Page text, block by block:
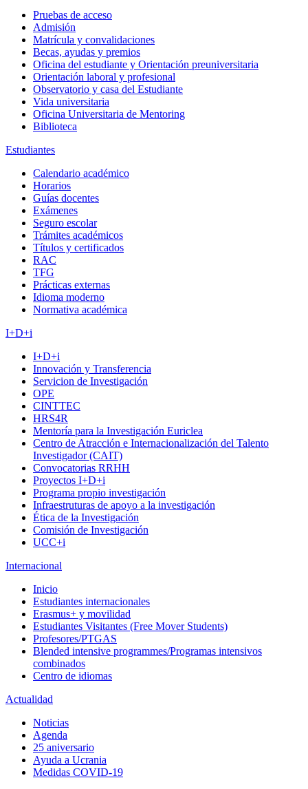
Pruebas de acceso
Admisión
Matrícula y convalidaciones
Becas, ayudas y premios
Oficina del estudiante y Orientación preuniversitaria
Orientación laboral y profesional
Observatorio y casa del Estudiante
Vida universitaria
Oficina Universitaria de Mentoring
Biblioteca
Estudiantes
Calendario académico
Horarios
Guías docentes
Exámenes
Seguro escolar
Trámites académicos
Títulos y certificados
RAC
TFG
Prácticas externas
Idioma moderno
Normativa académica
I+D+i
I+D+i
Innovación y Transferencia
Servicion de Investigación
OPE
CINTTEC
HRS4R
Mentoría para la Investigación Euriclea
Centro de Atracción e Internacionalización del Talento
Investigador (CAIT)
Convocatorias RRHH
Proyectos I+D+i
Programa propio investigación
Infraestruturas de apoyo a la investigación
Ética de la Investigación
Comisión de Investigación
UCC+i
Internacional
Inicio
Estudiantes internacionales
Erasmus+ y movilidad
Estudiantes Visitantes (Free Mover Students)
Profesores/PTGAS
Blended intensive programmes/Programas intensivos
combinados
Centro de idiomas
Actualidad
Noticias
Agenda
25 aniversario
Ayuda a Ucrania
Medidas COVID-19